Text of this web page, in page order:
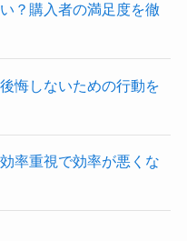
？購入者の満足度を徹
悔しないための行動を
率重視で効率が悪くな